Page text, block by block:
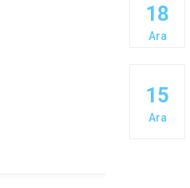
Eğil
Ergani
Hazro
15
18
Ara
15
Ara